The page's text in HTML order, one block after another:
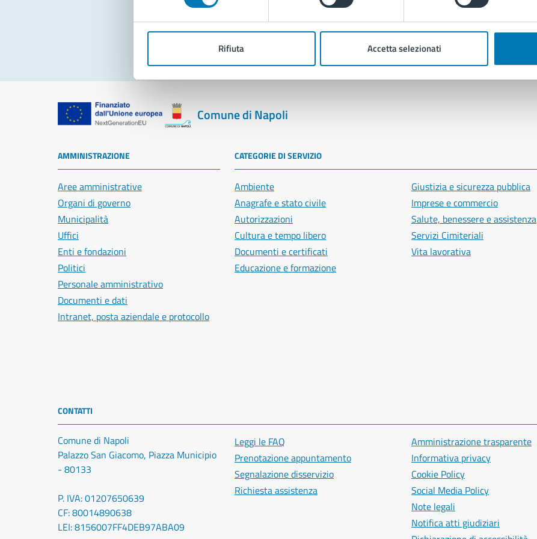
Rifiuta Accetta selezionati
Segnala disservizio
Comune di Napoli
AMMINISTRAZIONE
Aree amministrative
Organi di governo
Municipalità
Uffici
Enti e fondazioni
Politici
Personale amministrativo
Documenti e dati
Intranet, posta aziendale e protocollo
CATEGORIE DI SERVIZIO
Ambiente
Anagrafe e stato civile
Autorizzazioni
Cultura e tempo libero
Documenti e certificati
Educazione e formazione
Giustizia e sicurezza pubblica
Imprese e commercio
Salute, benessere e assistenza
Servizi Cimiteriali
Vita lavorativa
CONTATTI
Comune di Napoli
Palazzo San Giacomo, Piazza Municipio
- 80133
P. IVA: 01207650639
CF: 80014890638
LEI: 8156007FF4DEB97ABA09
Leggi le FAQ
Prenotazione appuntamento
Segnalazione disservizio
Richiesta assistenza
Amministrazione trasparente
Informativa privacy
Cookie Policy
Social Media Policy
Note legali
Notifica atti giudiziari